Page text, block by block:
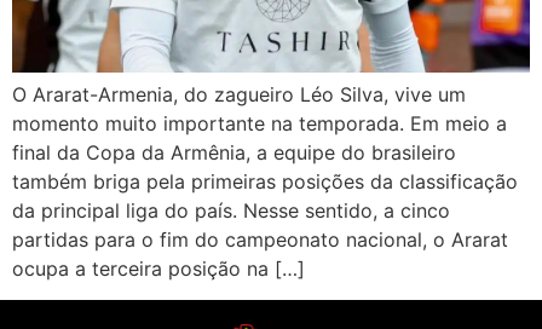
O Ararat-Armenia, do zagueiro Léo Silva, vive um
momento muito importante na temporada. Em meio a
final da Copa da Armênia, a equipe do brasileiro
também briga pela primeiras posições da classificação
da principal liga do país. Nesse sentido, a cinco
partidas para o fim do campeonato nacional, o Ararat
ocupa a terceira posição na […]